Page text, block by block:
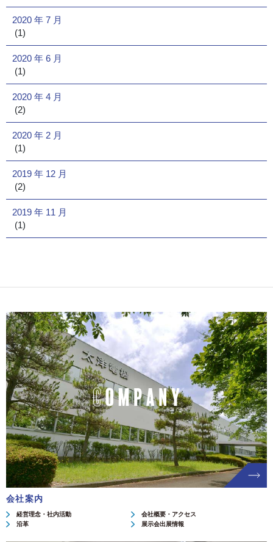
2020 年 7 月
(1)
2020 年 6 月
(1)
2020 年 4 月
(2)
2020 年 2 月
(1)
2019 年 12 月
(2)
2019 年 11 月
(1)
会社案内
経営理念・社内活動
会社概要・アクセス
沿革
展示会出展情報